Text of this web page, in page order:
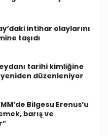
intihar olaylarını
taşıdı
tarihi kimliğine
düzenleniyor
Bilgesu Erenus’u
barış ve